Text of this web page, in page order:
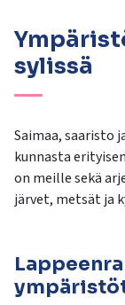
ja
pyyhkäisyliikkeitä.
sylissä
Saimaa, saaristo
kunnasta
on meille sekä
järvet, metsät ja